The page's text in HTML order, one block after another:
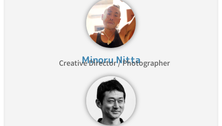
Minoru Nitta
Creative Director / Photographer